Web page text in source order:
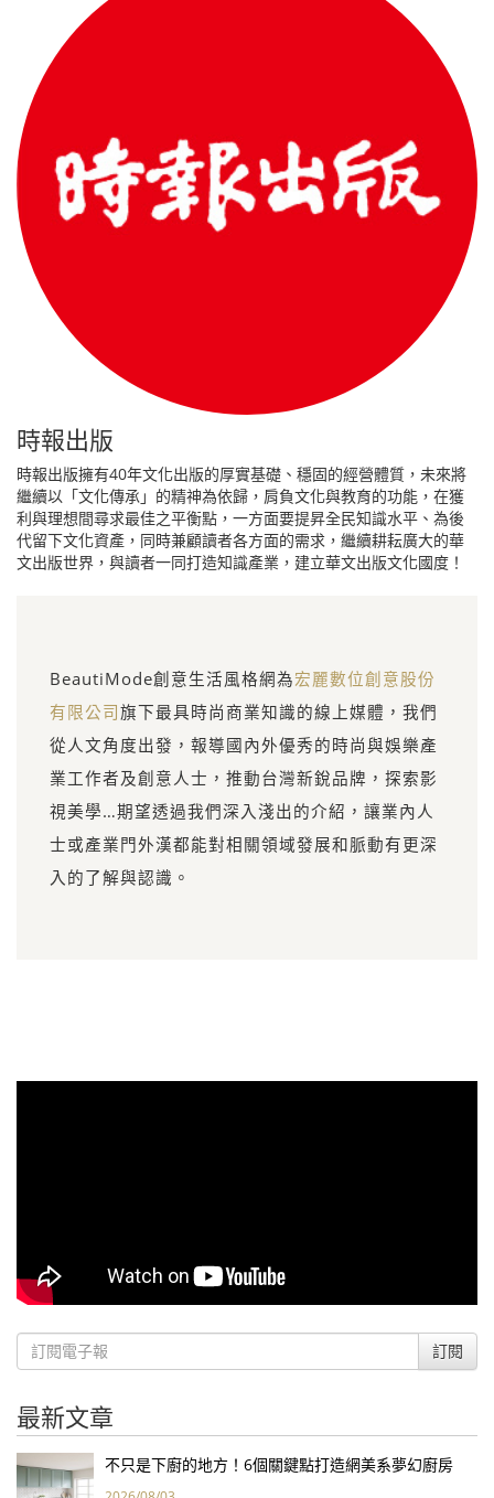
時報出版
時報出版擁有40年文化出版的厚實基礎、穩固的經營體質，未來將
繼續以「文化傳承」的精神為依歸，肩負文化與教育的功能，在獲
利與理想間尋求最佳之平衡點，一方面要提昇全民知識水平、為後
代留下文化資產，同時兼顧讀者各方面的需求，繼續耕耘廣大的華
文出版世界，與讀者一同打造知識產業，建立華文出版文化國度！
BeautiMode創意生活風格網為宏麗數位創意股份
有限公司旗下最具時尚商業知識的線上媒體，我們
從人文角度出發，報導國內外優秀的時尚與娛樂產
業工作者及創意人士，推動台灣新銳品牌，探索影
視美學…期望透過我們深入淺出的介紹，讓業內人
士或產業門外漢都能對相關領域發展和脈動有更深
入的了解與認識。
訂閱
最新文章
不只是下廚的地方！6個關鍵點打造網美系夢幻廚房